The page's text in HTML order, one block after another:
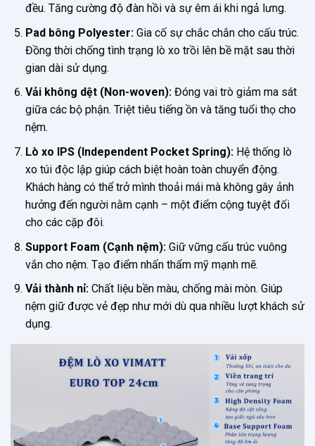
đều. Tăng cường độ đàn hồi và sự êm ái khi ngả lưng.
Pad bông Polyester:Gia cố sự chắc chắn cho cấu trúc.
Đồng thời chống tình trạng lò xo trồi lên bề mặt sau thời
gian dài sử dụng.
Vải không dệt (Non-woven):Đóng vai trò giảm ma sát
giữa các bộ phận. Triệt tiêu tiếng ồn và tăng tuổi thọ cho
nệm.
Lò xo IPS (Independent Pocket Spring):Hệ thống lò
xo túi độc lập giúp cách biệt hoàn toàn chuyển động.
Khách hàng có thể trở mình thoải mái mà không gây ảnh
hưởng đến người nằm cạnh – một điểm cộng tuyệt đối
cho các cặp đôi.
Support Foam (Cạnh nệm):Giữ vững cấu trúc vuông
vắn cho nệm. Tạo điểm nhấn thẩm mỹ mạnh mẽ.
Vải thành nỉ:Chất liệu bền màu, chống mài mòn. Giúp
nệm giữ được vẻ đẹp như mới dù qua nhiều lượt khách sử
dụng.